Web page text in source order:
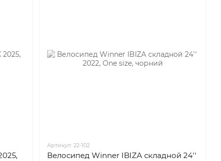
Артикул: 22-102
Велосипед Winner IBIZA складной 24''